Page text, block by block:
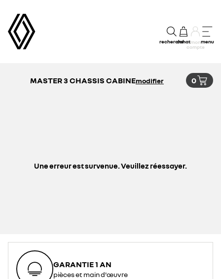
rechercheachatmon
compte
menu
MASTER 3 CHASSIS CABINEmodifier 0
Une erreur est survenue. Veuillez réessayer.
GARANTIE 1 AN
pièces et main d'œuvre